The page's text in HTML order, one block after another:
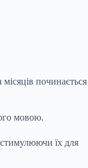
починається
мовою.
їх для